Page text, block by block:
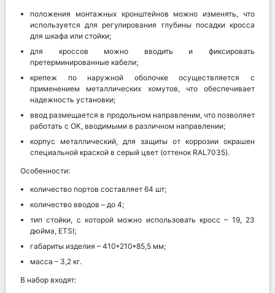
положения монтажных кронштейнов можно изменять, что
используется для регулирования глубины посадки кросса
для шкафа или стойки;
для кроссов можно вводить и фиксировать
претерминированные кабели;
крепеж по наружной оболочке осуществляется с
применением металлических хомутов, что обеспечивает
надежность установки;
ввод размещается в продольном направлении, что позволяет
работать с ОК, вводимыми в различном направлении;
корпус металлический, для защиты от коррозии окрашен
специальной краской в серый цвет (оттенок RAL7035).
Особенности:
количество портов составляет 64 шт;
количество вводов – до 4;
тип стойки, с которой можно использовать кросс – 19, 23
дюйма, ETSI;
габариты изделия – 410*210*85,5 мм;
масса – 3,2 кг.
В набор входят: